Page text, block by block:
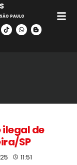
PAULO
ilegal de
SP
11:51